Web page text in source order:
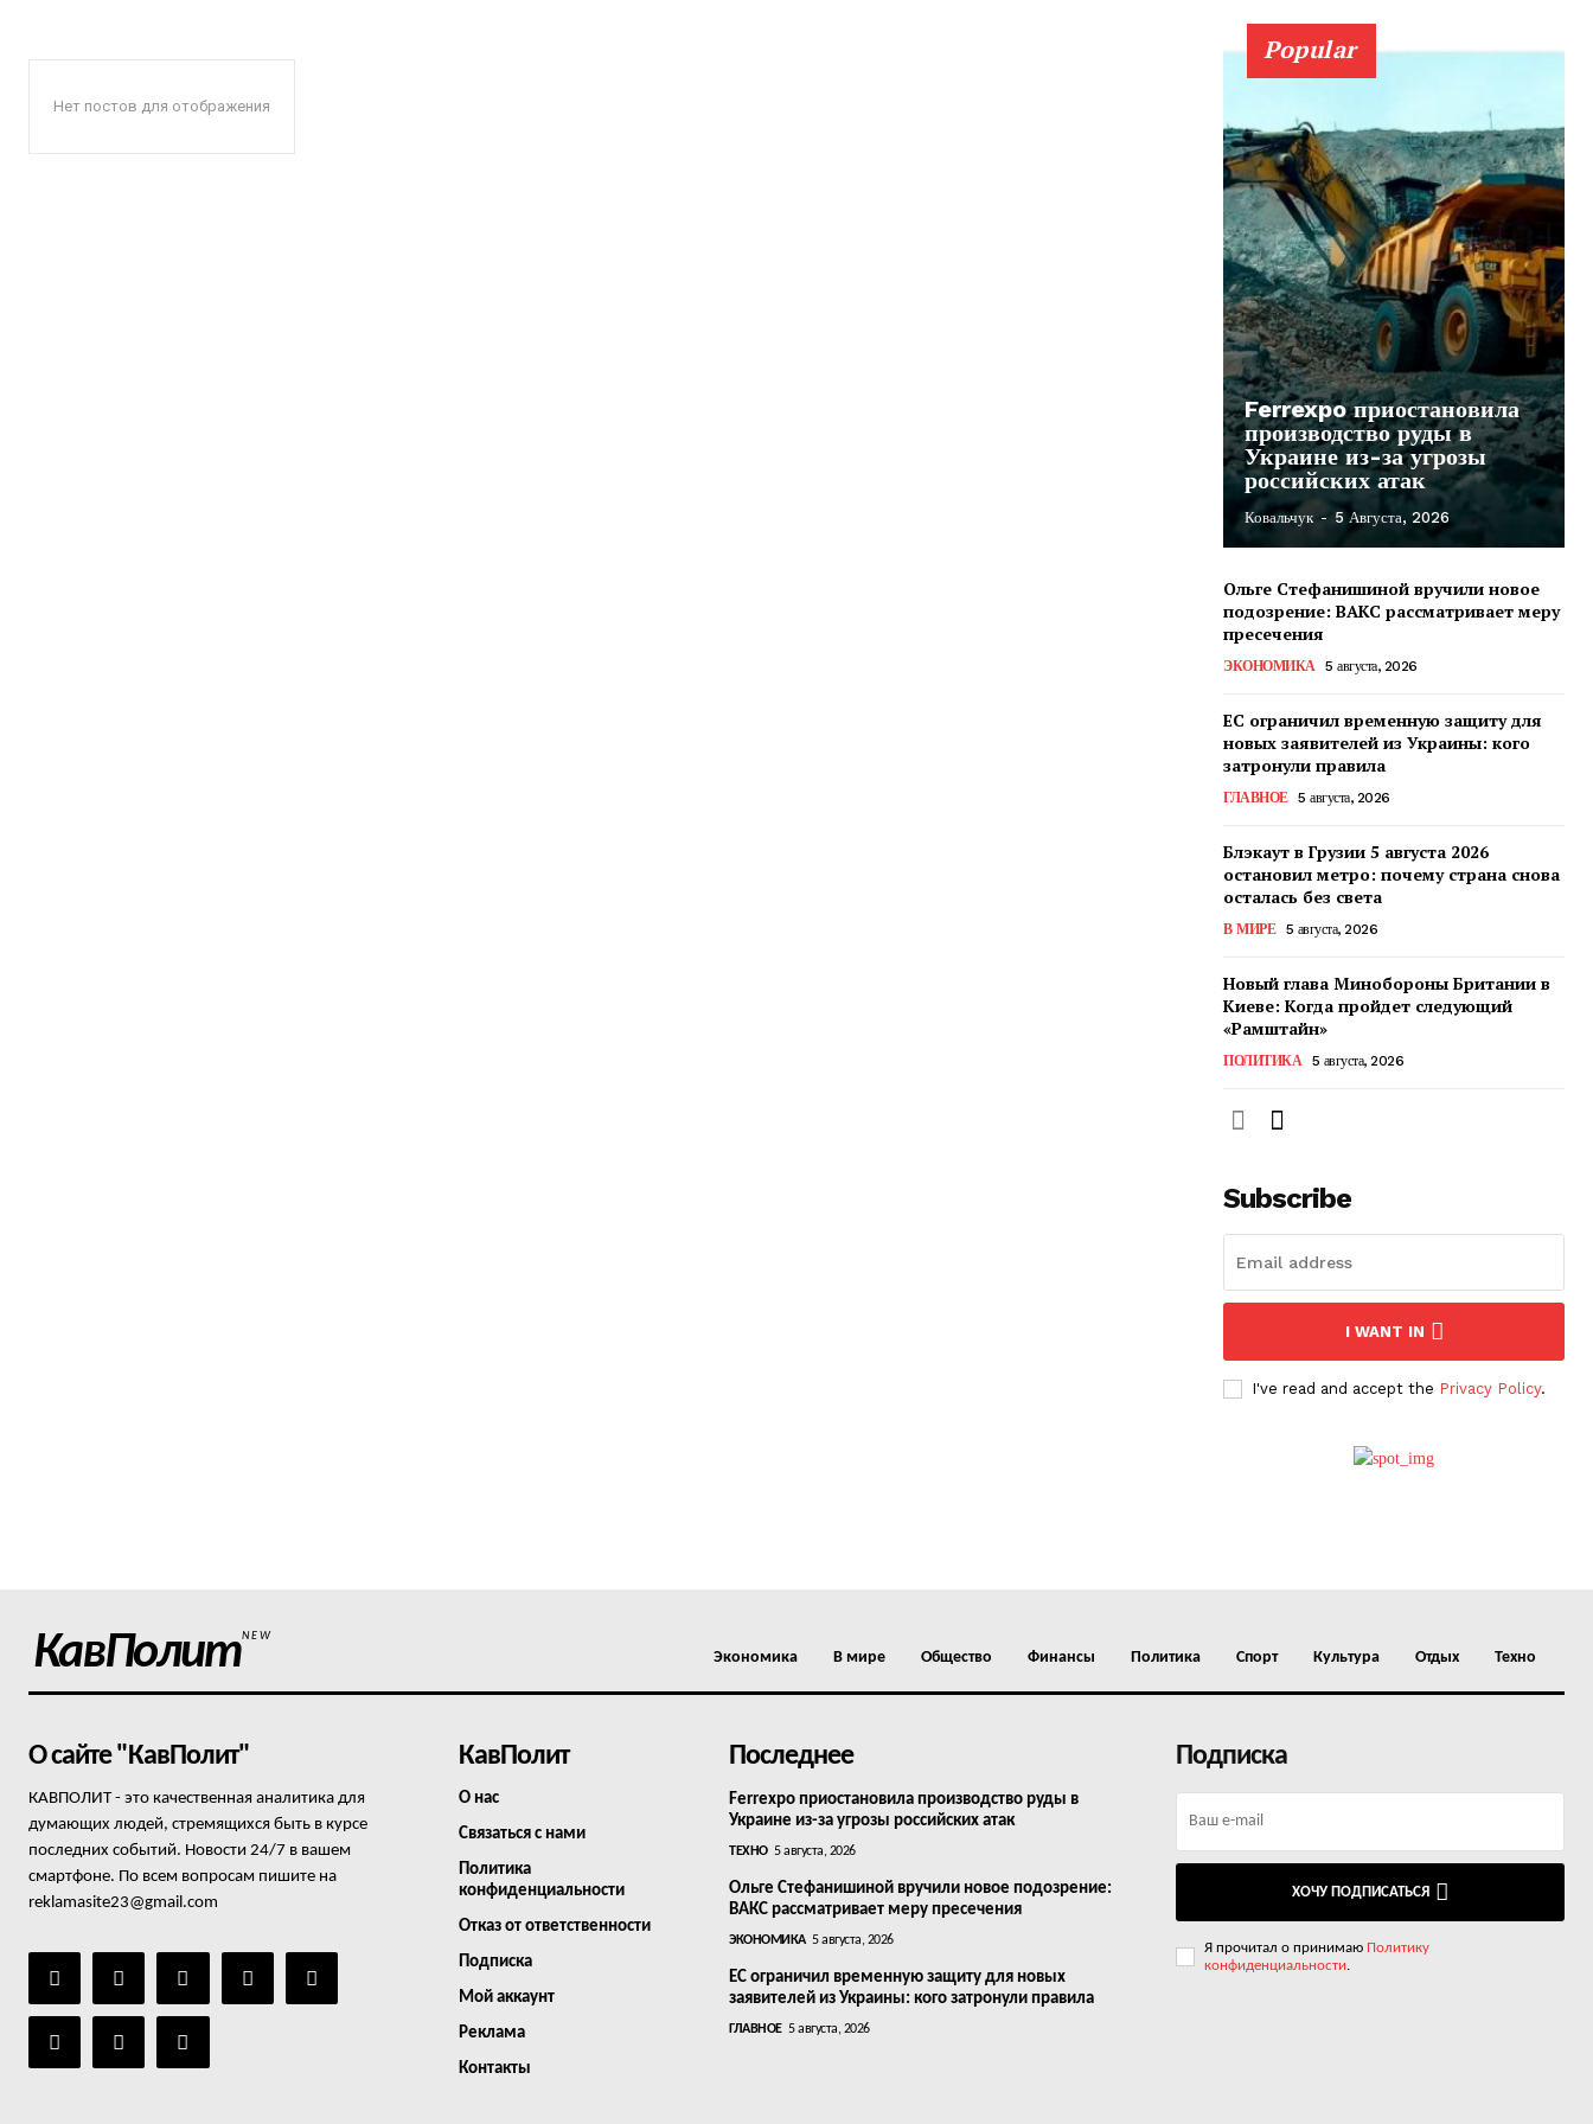
Нет постов для отображения
Popular
Ferrexpo приостановила
производство руды в
Украине из-за угрозы
российских атак
Ковальчук - 5 Августа, 2026
Ольге Стефанишиной вручили новое
подозрение: ВАКС рассматривает меру
пресечения
ЭКОНОМИКА 5 августа, 2026
ЕС ограничил временную защиту для
новых заявителей из Украины: кого
затронули правила
ГЛАВНОЕ 5 августа, 2026
Блэкаут в Грузии 5 августа 2026
остановил метро: почему страна снова
осталась без света
В МИРЕ 5 августа, 2026
Новый глава Минобороны Британии в
Киеве: Когда пройдет следующий
«Рамштайн»
ПОЛИТИКА 5 августа, 2026
Subscribe
I WANT IN
I've read and accept the Privacy Policy.
КавПолитNEW
Экономика В мире Общество Финансы Политика Спорт Культура Отдых Техно
О сайте "КавПолит"
КАВПОЛИТ - это качественная аналитика для
думающих людей, стремящихся быть в курсе
последних событий. Новости 24/7 в вашем
смартфоне. По всем вопросам пишите на
reklamasite23@gmail.com
КавПолит
О нас
Связаться с нами
Политика
конфиденциальности
Отказ от ответственности
Подписка
Мой аккаунт
Реклама
Контакты
Последнее
Ferrexpo приостановила производство руды в
Украине из-за угрозы российских атак
ТЕХНО 5 августа, 2026
Ольге Стефанишиной вручили новое подозрение:
ВАКС рассматривает меру пресечения
ЭКОНОМИКА 5 августа, 2026
ЕС ограничил временную защиту для новых
заявителей из Украины: кого затронули правила
ГЛАВНОЕ 5 августа, 2026
Подписка
ХОЧУ ПОДПИСАТЬСЯ
Я прочитал о принимаю Политику
конфиденциальности.